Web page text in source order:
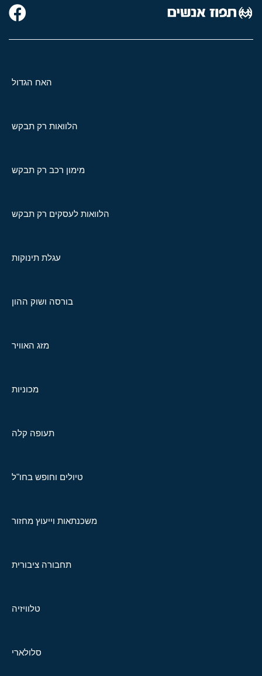
האח הגדול
הלוואות רק תבקש
מימון רכב רק תבקש
הלוואות לעסקים רק תבקש
עגלת תינוקות
בורסה ושוק ההון
מזג האוויר
מכוניות
תעופה קלה
טיולים וחופש בחו"ל
משכנתאות וייעוץ מחזור
תחבורה ציבורית
טלוויזיה
סלולארי